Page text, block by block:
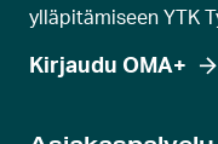
ylläpitämiseen YTK
Kirjaudu OMA+